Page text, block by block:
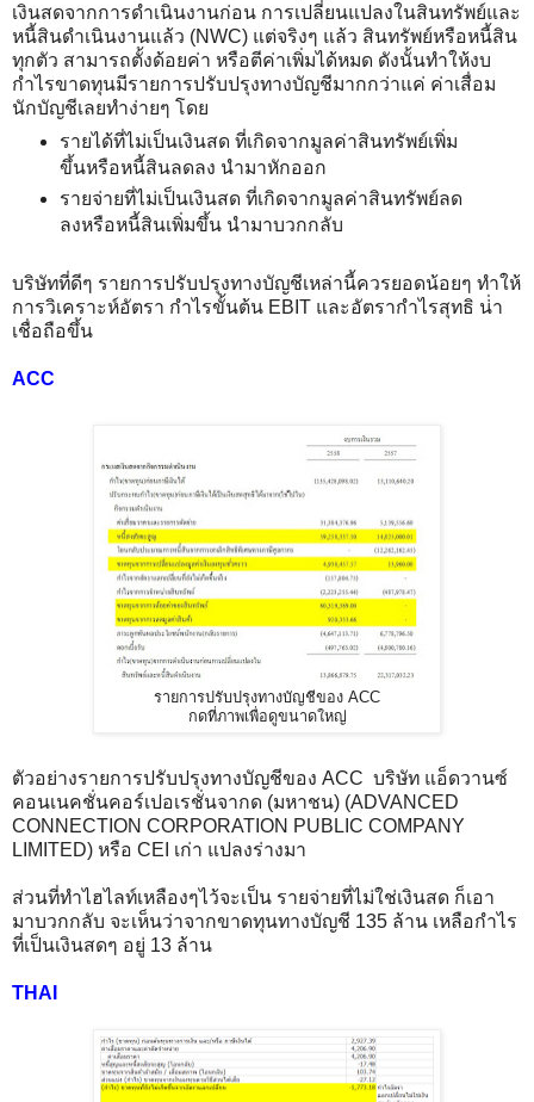
เงินสดจากการดำเนินงานก่อน การเปลี่ยนแปลงในสินทรัพย์และ
หนี้สินดำเนินงานแล้ว (NWC) แต่จริงๆ แล้ว สินทรัพย์หรือหนี้สิน
ทุกตัว สามารถตั้งด้อยค่า หรือตีค่าเพิ่มได้หมด ดังนั้นทำให้งบ
กำไรขาดทุนมีรายการปรับปรุงทางบัญชีมากกว่าแค่ ค่าเสื่อม
นักบัญชีเลยทำง่ายๆ โดย
รายได้ที่ไม่เป็นเงินสด ที่เกิดจากมูลค่าสินทรัพย์เพิ่ม
ขึ้นหรือหนี้สินลดลง นำมาหักออก
รายจ่ายที่ไม่เป็นเงินสด ที่เกิดจากมูลค่าสินทรัพย์ลด
ลงหรือหนี้สินเพิ่มขึ้น นำมาบวกกลับ
บริษัทที่ดีๆ รายการปรับปรุงทางบัญชีเหล่านี้ควรยอดน้อยๆ ทำให้
การวิเคราะห์อัตรา กำไรขั้นต้น EBIT และอัตรากำไรสุทธิ น่่า
เชื่อถือขึ้น
ACC
รายการปรับปรุงทางบัญชีของ ACC
กดที่ภาพเพื่อดูขนาดใหญ่
ตัวอย่างรายการปรับปรุงทางบัญชีของ ACC บริษัท แอ็ดวานซ์
คอนเนคชั่นคอร์เปอเรชั่นจากด (มหาชน) (ADVANCED
CONNECTION CORPORATION PUBLIC COMPANY
LIMITED) หรือ CEI เก่า แปลงร่างมา
ส่วนที่ทำไฮไลท์เหลืองๆไว้จะเป็น รายจ่ายที่ไม่ใช่เงินสด ก็เอา
มาบวกกลับ จะเห็นว่าจากขาดทุนทางบัญชี 135 ล้าน เหลือกำไร
ที่เป็นเงินสดๆ อยู่ 13 ล้าน
THAI